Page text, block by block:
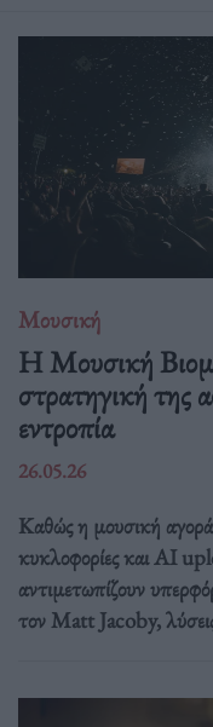
Μουσική
Η Μουσική
στρατηγική της
εντροπία
26.05.26
Καθώς η μουσική
κυκλοφορίες και AI
αντιμετωπίζουν
τον Matt Jacoby,